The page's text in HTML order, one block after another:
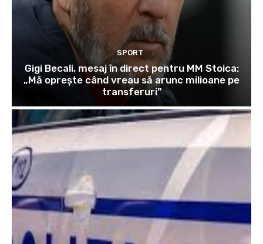
SPORT
Gigi Becali, mesaj în direct pentru MM Stoica:
„Mă oprește când vreau să arunc milioane pe
transferuri”